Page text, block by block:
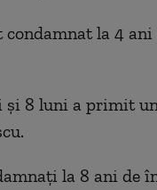
condamnat la 4
și 8 luni a primit
la 8 ani de